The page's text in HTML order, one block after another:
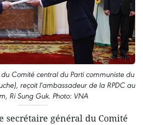
Comité central du Parti communiste du
reçoit l'ambassadeur de la RPDC au
Ri Sung Guk. Photo: VNA
secrétaire général du Comité